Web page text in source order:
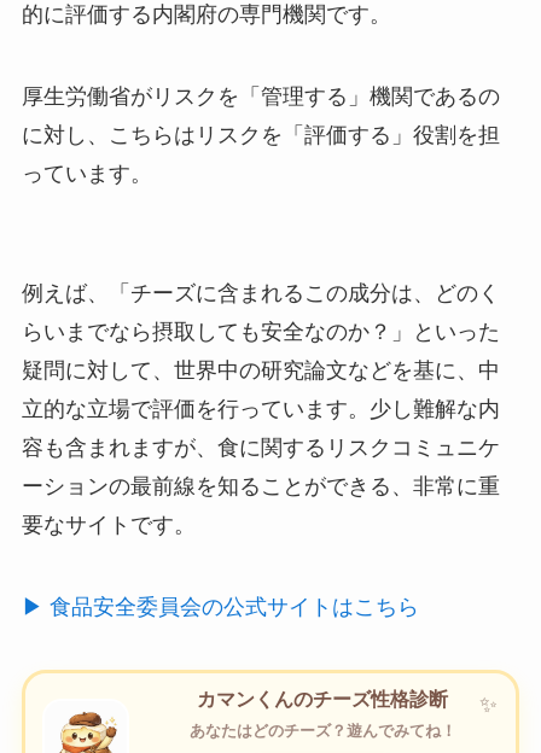
的に評価する内閣府の専門機関です。
厚生労働省がリスクを「管理する」機関であるの
に対し、こちらはリスクを「評価する」役割を担
っています。
例えば、「チーズに含まれるこの成分は、どのく
らいまでなら摂取しても安全なのか？」といった
疑問に対して、世界中の研究論文などを基に、中
立的な立場で評価を行っています。少し難解な内
容も含まれますが、食に関するリスクコミュニケ
ーションの最前線を知ることができる、非常に重
要なサイトです。
▶︎ 食品安全委員会の公式サイトはこちら
カマンくんのチーズ性格診断
あなたはどのチーズ？遊んでみてね！